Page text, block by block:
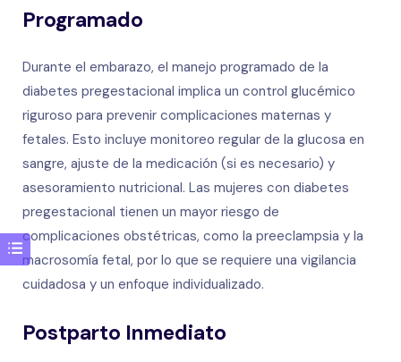
Programado
Durante el embarazo, el manejo programado de la
diabetes pregestacional implica un control glucémico
riguroso para prevenir complicaciones maternas y
fetales. Esto incluye monitoreo regular de la glucosa en
sangre, ajuste de la medicación (si es necesario) y
asesoramiento nutricional. Las mujeres con diabetes
pregestacional tienen un mayor riesgo de
complicaciones obstétricas, como la preeclampsia y la
macrosomía fetal, por lo que se requiere una vigilancia
cuidadosa y un enfoque individualizado.
Postparto Inmediato